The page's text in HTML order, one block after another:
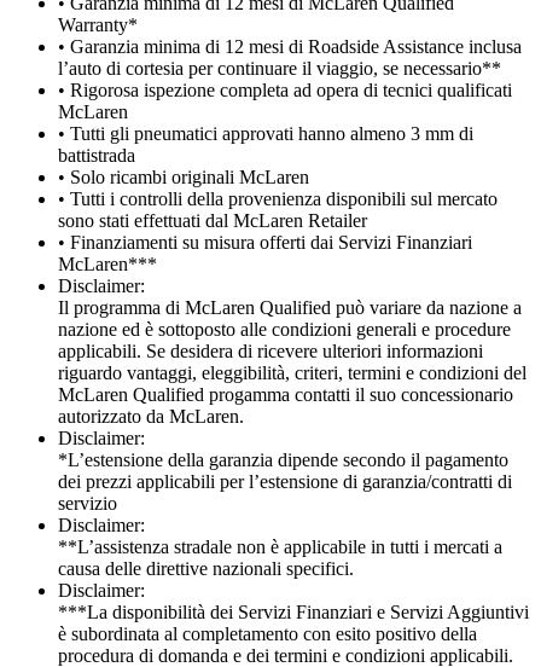
Warranty*
• Garanzia minima di 12 mesi di Roadside Assistance inclusa
l’auto di cortesia per continuare il viaggio, se necessario**
• Rigorosa ispezione completa ad opera di tecnici qualificati
McLaren
• Tutti gli pneumatici approvati hanno almeno 3 mm di
battistrada
• Solo ricambi originali McLaren
• Tutti i controlli della provenienza disponibili sul mercato
sono stati effettuati dal McLaren Retailer
• Finanziamenti su misura offerti dai Servizi Finanziari
McLaren***
Disclaimer:
Il programma di McLaren Qualified può variare da nazione a
nazione ed è sottoposto alle condizioni generali e procedure
applicabili. Se desidera di ricevere ulteriori informazioni
riguardo vantaggi, eleggibilità, criteri, termini e condizioni del
McLaren Qualified progamma contatti il suo concessionario
autorizzato da McLaren.
Disclaimer:
*L’estensione della garanzia dipende secondo il pagamento
dei prezzi applicabili per l’estensione di garanzia/contratti di
servizio
Disclaimer:
**L’assistenza stradale non è applicabile in tutti i mercati a
causa delle direttive nazionali specifici.
Disclaimer:
***La disponibilità dei Servizi Finanziari e Servizi Aggiuntivi
è subordinata al completamento con esito positivo della
procedura di domanda e dei termini e condizioni applicabili.